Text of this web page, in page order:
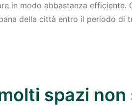
in modo abbastanza
della città entro il periodo di
spazi